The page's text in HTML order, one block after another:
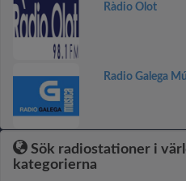
Ràdio Olot
Radio Galega
Sök radiostationer i
kategorierna